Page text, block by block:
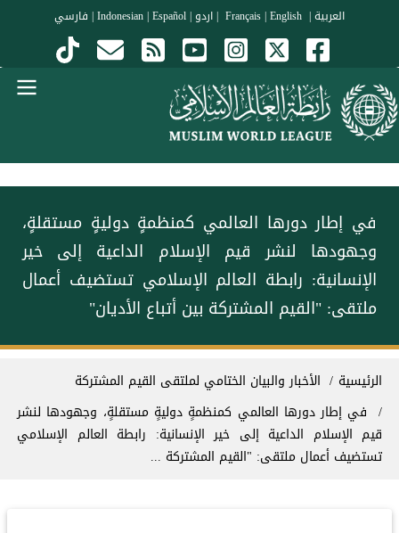
تجاوز إلى المحتوى الرئيسي
العربية|
|English
| اردو|
Indonesian |Español
| فارسي
في إطار دورها العالمي كمنظمةٍ دوليةٍ مستقلةٍ،
وجهودها لنشر قيم الإسلام‬⁩ الداعية إلى خير
الإنسانية: رابطة العالم الإسلامي‬⁩ تستضيف أعمال
ملتقى: "القيم المشتركة بين أتباع الأديان"
مسار التنقل
الرئيسية
الأخبار والبيان الختامي لملتقى القيم المشتركة
في إطار دورها العالمي كمنظمةٍ دوليةٍ مستقلةٍ، وجهودها لنشر
قيم الإسلام‬⁩ الداعية إلى خير الإنسانية: رابطة العالم الإسلامي‬⁩
تستضيف أعمال ملتقى: "القيم المشتركة ...